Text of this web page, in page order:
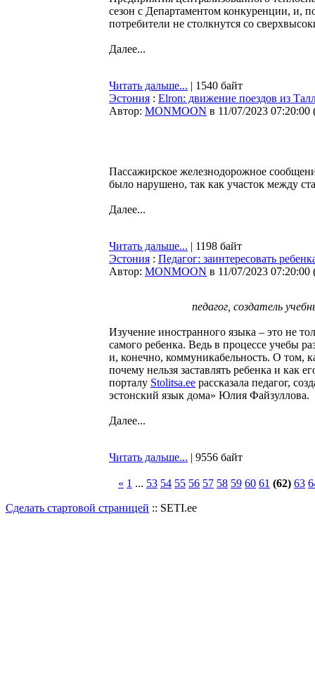
сезон с Департаментом конкуренции, и,
потребители не столкнутся со
Далее...
Читать дальше... | 1540 байт
Эстония : Elron: движение поездов из
Автор: MONMOON в 11/07/2023 07:20:00
Пассажирское железнодорожное
было нарушено, так как участок между
Далее...
Читать дальше... | 1198 байт
Эстония : Педагог: заинтересовать
Автор: MONMOON в 11/07/2023 07:20:00
педагог, создатель
Изучение иностранного языка – это не
самого ребенка. Ведь в процессе учебы
и, конечно, коммуникабельность. О том,
почему нельзя заставлять ребенка и как
порталу Stolitsa.ee рассказала педагог,
эстонский язык дома» Юлия Файзуллова.
Далее...
Читать дальше... | 9556 байт
« 1 ... 53 54 55 56 57 58 59 60 61 (62) 63
Сделать стартовой страницей :: SETI.ee